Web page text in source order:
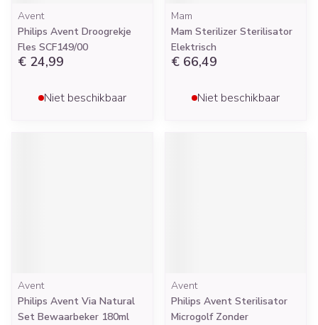
Avent
Philips Avent Droogrekje
Fles SCF149/00
€ 24,99
Niet beschikbaar
Mam
Mam Sterilizer Sterilisator
Elektrisch
€ 66,49
Niet beschikbaar
Avent
Philips Avent Via Natural
Set Bewaarbeker 180ml
Avent
Philips Avent Sterilisator
Microgolf Zonder